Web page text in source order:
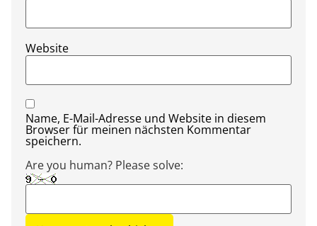
Website
Name, E-Mail-Adresse und Website in diesem
Browser für meinen nächsten Kommentar
speichern.
Are you human? Please solve: